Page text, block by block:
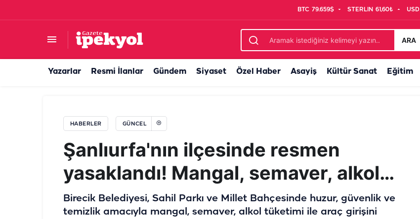
BTC 79.659$ STERLIN 61,60₺ USD
ARA
Yazarlar Resmi İlanlar Gündem Siyaset Özel Haber Asayiş Kültür Sanat Eğitim
HABERLER GÜNCEL
Şanlıurfa'nın ilçesinde resmen
yasaklandı! Mangal, semaver, alkol…
Birecik Belediyesi, Sahil Parkı ve Millet Bahçesinde huzur, güvenlik ve
temizlik amacıyla mangal, semaver, alkol tüketimi ile araç girişini
Şanlıurfa'da su kesintisi çiftçiyi isyan ettirdi! "Ekinler kuruma noktasına geldi"